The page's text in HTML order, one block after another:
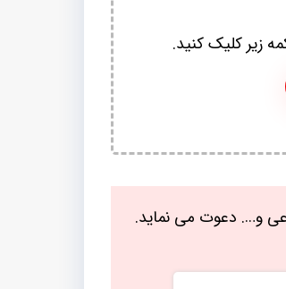
زیر کلیک کنید.
و…. دعوت می نماید.